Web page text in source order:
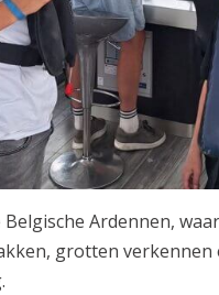
Ardennen,
grotten